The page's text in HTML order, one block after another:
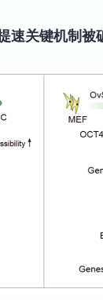
速关键机制被